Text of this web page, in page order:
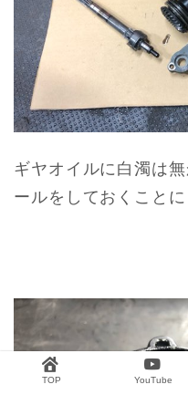
ギヤオイルに白濁は
ールをしておくことに
TOP YouTube
タ